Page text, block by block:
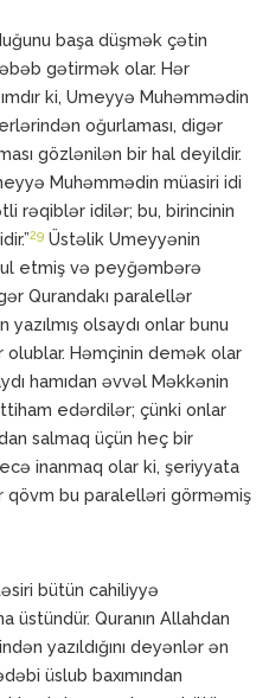
başa düşmək çətin
gətirmək olar. Hər
ki, Umeyyə Muhəmmədin
oğurlaması, digər
gözlənilən bir hal deyildir.
Muhəmmədin müasiri idi
rəqiblər idilər; bu, birincinin
29 Üstəlik Umeyyənin
etmiş və peyğəmbərə
Qurandakı paralellər
olsaydı onlar bunu
olublar. Həmçinin demək olar
hamıdan əvvəl Məkkənin
edərdilər; çünki onlar
salmaq üçün heç bir
inanmaq olar ki, şeriyyata
qövm bu paralelləri görməmiş
bütün cahiliyyə
üstündür. Quranın Allahdan
yazıldığını deyənlər ən
üslub baxımından